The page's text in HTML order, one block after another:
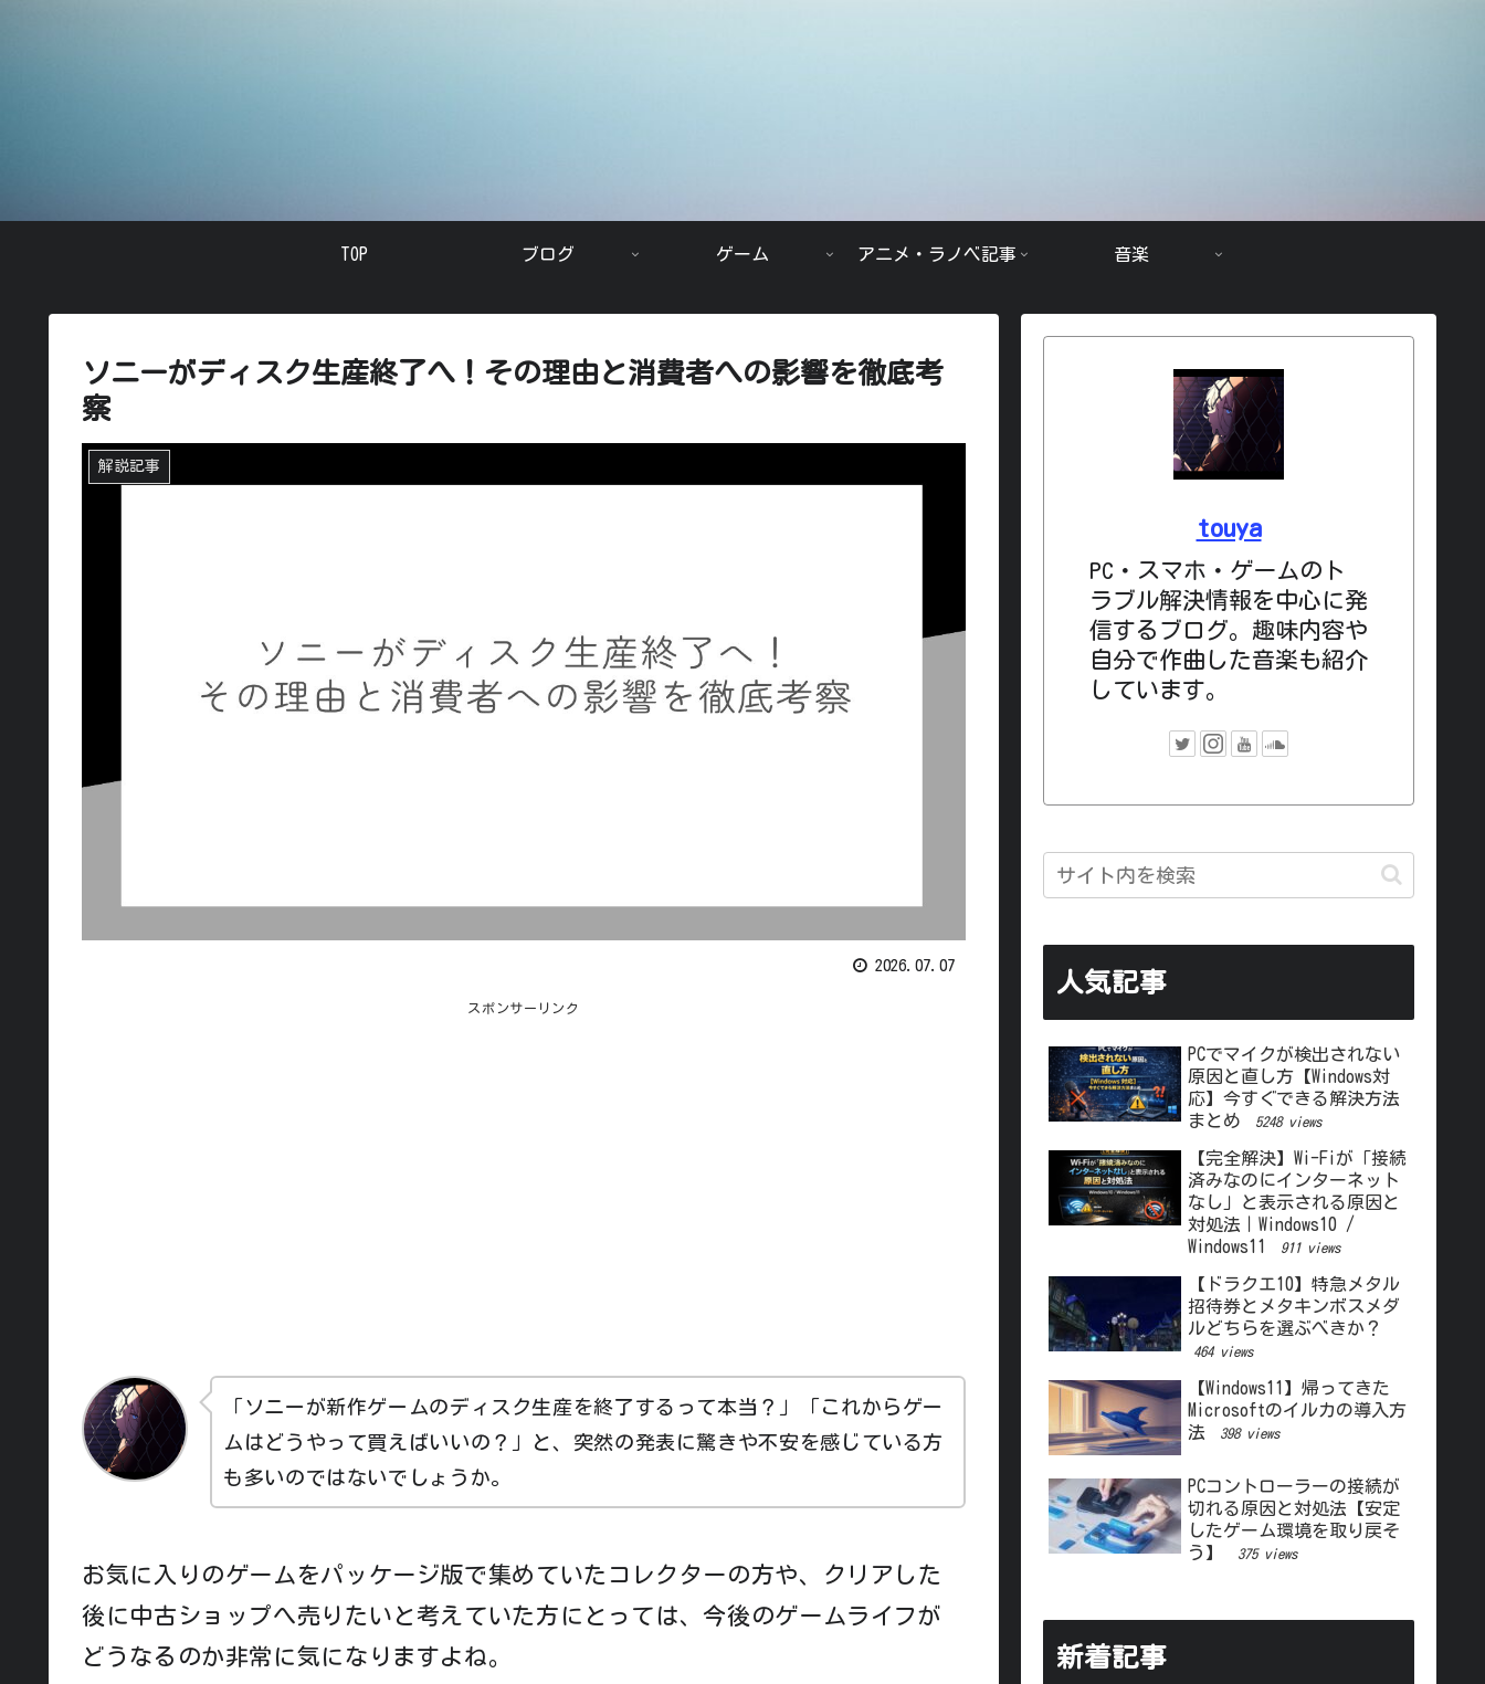
TOP ブログ ゲーム アニメ・ラノベ記事 音楽
ソニーがディスク生産終了へ！その理由と消費者への影響を徹底考
察
解説記事
2026.07.07
スポンサーリンク
「ソニーが新作ゲームのディスク生産を終了するって本当？」「これからゲー
ムはどうやって買えばいいの？」と、突然の発表に驚きや不安を感じている方
も多いのではないでしょうか。
お気に入りのゲームをパッケージ版で集めていたコレクターの方や、クリアした
後に中古ショップへ売りたいと考えていた方にとっては、今後のゲームライフが
どうなるのか非常に気になりますよね。
touya
PC・スマホ・ゲームのト
ラブル解決情報を中心に発
信するブログ。趣味内容や
自分で作曲した音楽も紹介
しています。
人気記事
PCでマイクが検出されない
原因と直し方【Windows対
応】今すぐできる解決方法
まとめ
5248 views
【完全解決】Wi-Fiが「接続
済みなのにインターネット
なし」と表示される原因と
対処法｜Windows10 /
Windows11
911 views
【ドラクエ10】特急メタル
招待券とメタキンボスメダ
ルどちらを選ぶべきか？
464 views
【Windows11】帰ってきた
Microsoftのイルカの導入方
法
398 views
PCコントローラーの接続が
切れる原因と対処法【安定
したゲーム環境を取り戻そ
う】
375 views
新着記事